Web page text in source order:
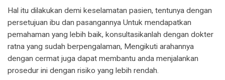
Hal itu dilakukan demi keselamatan pasien, tentunya dengan
persetujuan ibu dan pasangannya Untuk mendapatkan
pemahaman yang lebih baik, konsultasikanlah dengan dokter
ratna yang sudah berpengalaman, Mengikuti arahannya
dengan cermat juga dapat membantu anda menjalankan
prosedur ini dengan risiko yang lebih rendah.